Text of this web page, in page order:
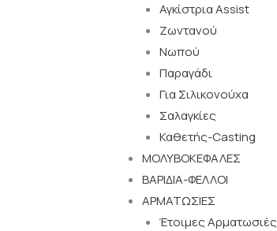
Αγκίστρια Assist
Ζωντανού
Νωπού
Παραγάδι
Για Σιλικονούχα
Σαλαγκίες
Καθετής-Casting
ΜΟΛΥΒΟΚΕΦΑΛΕΣ
ΒΑΡΙΔΙΑ-ΦΕΛΛΟΙ
ΑΡΜΑΤΩΣΙΕΣ
Έτοιμες Αρματωσιές